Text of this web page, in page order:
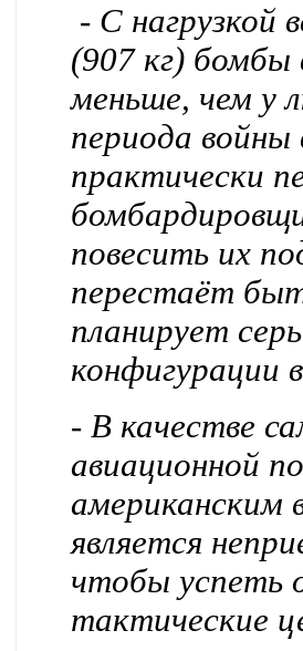
- С нагрузкой
(907 кг) бомбы
меньше, чем у
периода войны
практически
повесить их
перестаёт
планирует
конфигурации
- В качестве
авиационной
американским
является
чтобы успеть
тактические